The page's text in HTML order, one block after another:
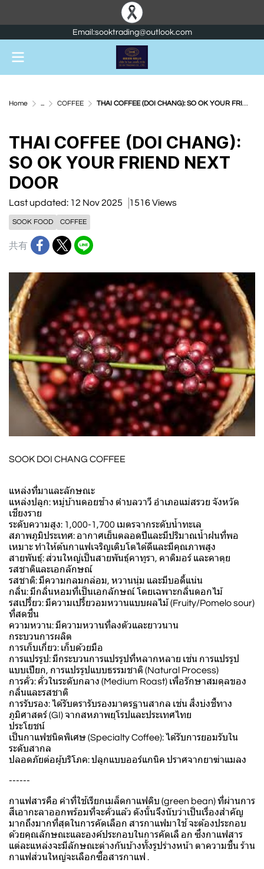
Email:sooktrading@outlook.com
Home ... COFFEE THAI COFFEE (DOI CHANG): SO OK YOUR FRIEND NEXT DOOR
THAI COFFEE (DOI CHANG):
SO OK YOUR FRIEND NEXT
DOOR
Last updated: 12 Nov 2025 1516 Views
SOOK FOOD COFFEE
共有
SOOK DOI CHANG COFFEE
แหล่งที่มาและลักษณะ
แหล่งปลูก: หมู่บ้านดอยช้าง ตำบลวาวี อำเภอแม่สรวย จังหวัด
เชียงราย
ระดับความสูง: 1,000-1,700 เมตรจากระดับน้ำทะเล
สภาพภูมิประเทศ: อากาศเย็นตลอดปีและมีปริมาณน้ำฝนที่พอ
เหมาะ ทำให้ต้นกาแฟเจริญเติบโตได้ดีและมีคุณภาพสูง
สายพันธุ์: ส่วนใหญ่เป็นสายพันธุ์คาทูรา, คาติมอร์ และคาตุย
รสชาติและเอกลักษณ์
รสชาติ: มีความกลมกล่อม, หวานนุ่ม และมีบอดี้แน่น
กลิ่น: มีกลิ่นหอมที่เป็นเอกลักษณ์ โดยเฉพาะกลิ่นดอกไม้
รสเปรี้ยว: มีความเปรี้ยวอมหวานแบบผลไม้ (Fruity/Pomelo sour)
ที่สดชื่น
ความหวาน: มีความหวานที่ลงตัวและยาวนาน
กระบวนการผลิต
การเก็บเกี่ยว: เก็บด้วยมือ
การแปรรูป: มีกระบวนการแปรรูปที่หลากหลาย เช่น การแปรรูป
แบบเปียก, การแปรรูปแบบธรรมชาติ (Natural Process)
การคั่ว: คั่วในระดับกลาง (Medium Roast) เพื่อรักษาสมดุลของ
กลิ่นและรสชาติ
การรับรอง: ได้รับตรารับรองมาตรฐานสากล เช่น สิ่งบ่งชี้ทาง
ภูมิศาสตร์ (GI) จากสหภาพยุโรปและประเทศไทย
ประโยชน์
เป็นกาแฟชนิดพิเศษ (Specialty Coffee): ได้รับการยอมรับใน
ระดับสากล
ปลอดภัยต่อผู้บริโภค: ปลูกแบบออร์แกนิค ปราศจากยาฆ่าแมลง
------
กาแฟสารคือ คำที่ใช้เรียกเมล็ดกาแฟดิบ (green bean) ที่ผ่านการ
สีเอากะลาออกพร้อมที่จะคั่วแล้ว ดังนั้นจึงนับว่าเป็นเรื่องสำคัญ
มากถึงมากที่สุดในการคัดเลือก สารกาแฟมาใช้ จะต้องประกอบ
ด้วยคุณลักษณะและองค์ประกอบในการคัดเลื อก ซึ่งกาแฟสาร
แต่ละแหล่งจะมีลักษณะต่างกันบ้างทั้งรูปร่างหน้า ตาความชื้น ร้าน
กาแฟส่วนใหญ่จะเลือกซื้อสารกาแฟ .